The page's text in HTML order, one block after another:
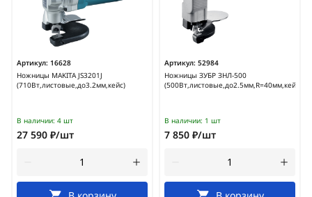
Артикул: 16628
Ножницы MAKITA JS3201J
(710Вт,листовые,до3.2мм,кейс)
В наличии: 4 шт
27 590 ₽/шт
Артикул: 52984
Ножницы ЗУБР ЗНЛ-500
(500Вт,листовые,до2.5мм,R=40мм,кейс)
В наличии: 1 шт
7 850 ₽/шт